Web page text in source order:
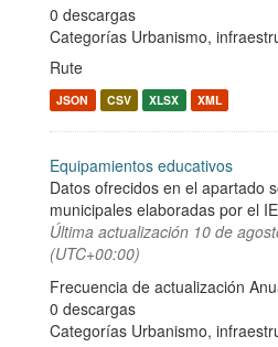
0 descargas
Categorías Urbanismo,
Rute
JSON CSV XLSX XML
Equipamientos educativos
Datos ofrecidos en el apartado
municipales elaboradas por el
Última actualización 10 de
(UTC+00:00)
Frecuencia de actualización
0 descargas
Categorías Urbanismo,